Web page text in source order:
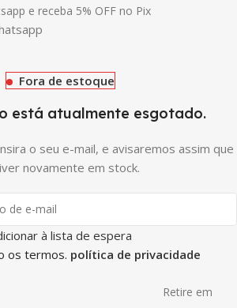
e receba 5% OFF no Pix
Fora de estoque
está atualmente esgotado.
o seu e-mail, e avisaremos assim que
novamente em stock.
à lista de espera
os termos. política de privacidade
Retire em